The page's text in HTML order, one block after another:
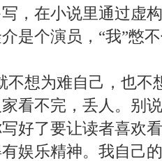
，在小说里通过虚
是个演员， “我”憋
不想为难自己，也
看不完，丢人。别
好了要让读者喜欢
娱乐精神。我自己